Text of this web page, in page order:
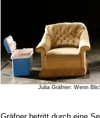
Julia Gräfner: Wenn